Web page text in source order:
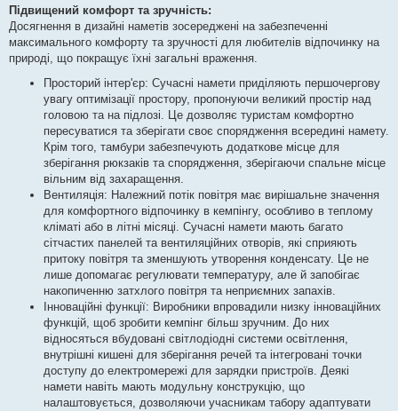
Підвищений комфорт та зручність:
Досягнення в дизайні наметів зосереджені на забезпеченні
максимального комфорту та зручності для любителів відпочинку на
природі, що покращує їхні загальні враження.
Просторий інтер'єр: Сучасні намети приділяють першочергову
увагу оптимізації простору, пропонуючи великий простір над
головою та на підлозі. Це дозволяє туристам комфортно
пересуватися та зберігати своє спорядження всередині намету.
Крім того, тамбури забезпечують додаткове місце для
зберігання рюкзаків та спорядження, зберігаючи спальне місце
вільним від захаращення.
Вентиляція: Належний потік повітря має вирішальне значення
для комфортного відпочинку в кемпінгу, особливо в теплому
кліматі або в літні місяці. Сучасні намети мають багато
сітчастих панелей та вентиляційних отворів, які сприяють
притоку повітря та зменшують утворення конденсату. Це не
лише допомагає регулювати температуру, але й запобігає
накопиченню затхлого повітря та неприємних запахів.
Інноваційні функції: Виробники впровадили низку інноваційних
функцій, щоб зробити кемпінг більш зручним. До них
відносяться вбудовані світлодіодні системи освітлення,
внутрішні кишені для зберігання речей та інтегровані точки
доступу до електромережі для зарядки пристроїв. Деякі
намети навіть мають модульну конструкцію, що
налаштовується, дозволяючи учасникам табору адаптувати